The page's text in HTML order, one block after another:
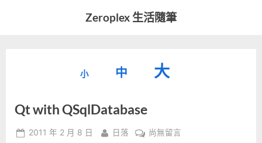
Zeroplex 生活隨筆
發
活
事
小
型
小。
中
重
字
型
大
Qt with QSqlDatabase
Posted
2011 年 2 月 8 日 By
日落
在
尚無留言